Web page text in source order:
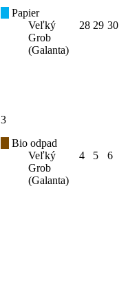
Papier
Veľký
Grob
(Galanta)
28 29 30
3
Bio odpad
Veľký
Grob
(Galanta)
4 5 6